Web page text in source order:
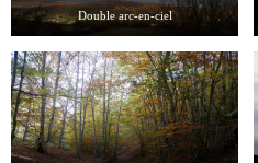
Double arc-en-ciel